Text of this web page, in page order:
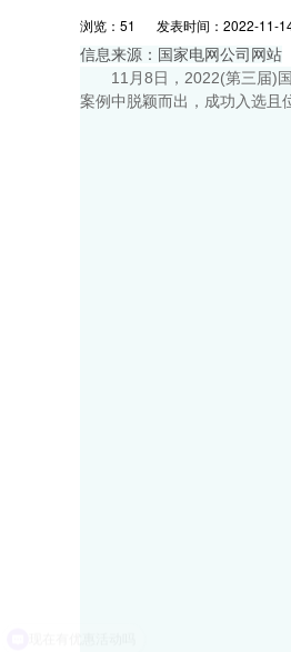
浏览： 51 发表时间：2022-11-
信息来源：国家电网公司网站
11月8日，2022(第三届)
案例中脱颖而出，成功入选且